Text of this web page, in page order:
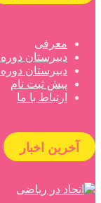
معرفی
دبیرستان
دبیرستان
پیش ثبت نام
ارتباط با ما
آخرین اخبار